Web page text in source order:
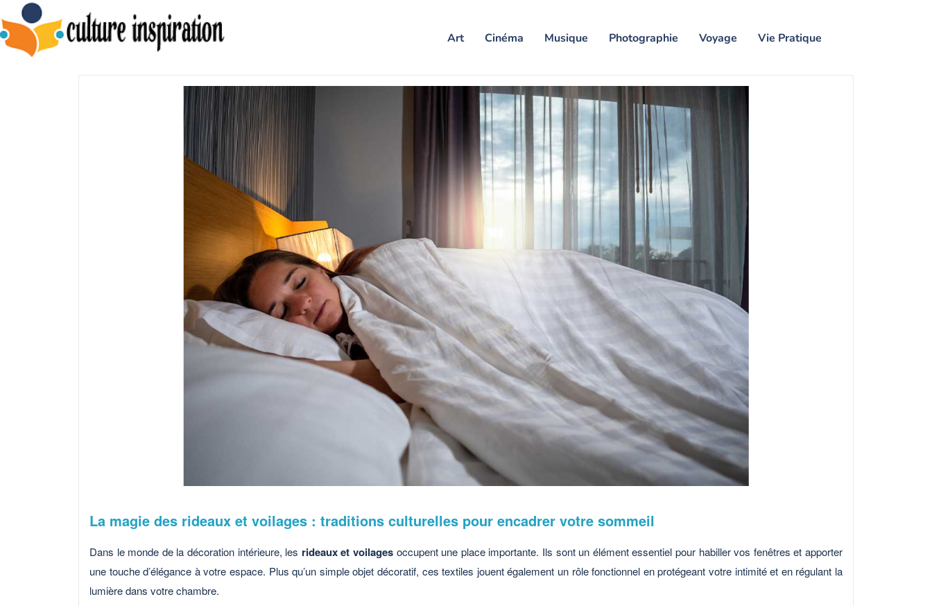
Art Cinéma Musique Photographie Voyage Vie Pratique
La magie des rideaux et voilages : traditions culturelles pour encadrer votre sommeil
Dans le monde de la décoration intérieure, les rideaux et voilages occupent une place importante. Ils sont un élément essentiel pour habiller vos fenêtres et apporter
une touche d’élégance à votre espace. Plus qu’un simple objet décoratif, ces textiles jouent également un rôle fonctionnel en protégeant votre intimité et en régulant la
lumière dans votre chambre.